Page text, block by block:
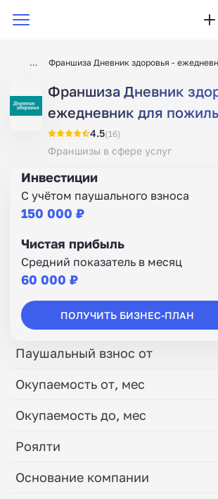
Франшиза Дневник здоровья -
Франшиза Дневник
ежедневник для
4.5(16)
Франшизы в сфере услуг
Инвестиции
С учётом паушального взноса
150 000 ₽
Чистая прибыль
Средний показатель в месяц
60 000 ₽
ПОЛУЧИТЬ БИЗНЕС-ПЛАН
Паушальный взнос от
Окупаемость от, мес
Окупаемость до, мес
Роялти
Основание компании